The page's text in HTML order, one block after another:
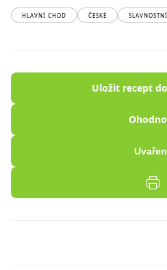
HLAVNÍ CHOD ČESKÉ
Uložit recept